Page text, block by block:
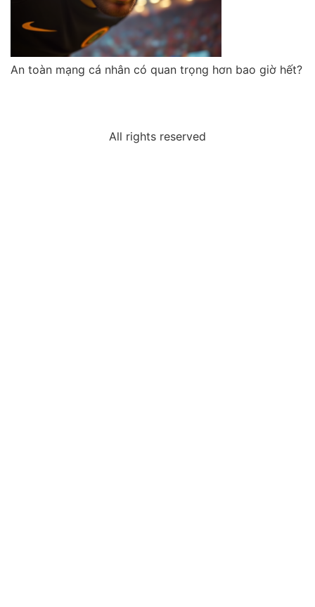
An toàn mạng cá nhân có quan trọng hơn bao giờ hết?
All rights reserved